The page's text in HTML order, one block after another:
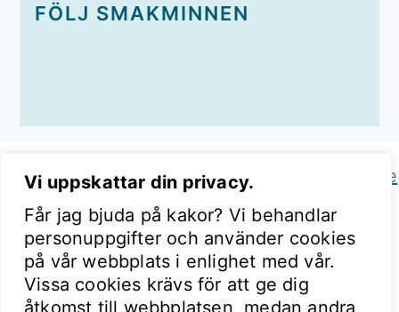
Vi uppskattar din privacy.
Får jag bjuda på kakor? Vi behandlar
personuppgifter och använder cookies
på vår webbplats i enlighet med vår.
Vissa cookies krävs för att ge dig
åtkomst till webbplatsen, medan andra
FÖLJ SMAKMINNEN
Copyright © 2026 Smakminnen on the
Foodie
Pro Theme